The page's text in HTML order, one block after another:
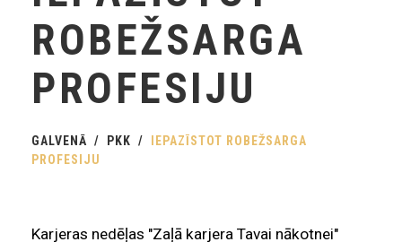
ROBEŽSARGA
PROFESIJU
GALVENĀ PKK
IEPAZĪSTOT ROBEŽSARGA
PROFESIJU
Karjeras nedēļas "Zaļā karjera Tavai nākotnei"